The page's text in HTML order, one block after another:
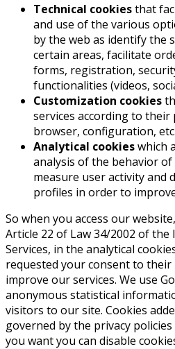
Technical cookiesthat
and use of the various
by the web as identify the
certain areas, facilitate
forms, registration,
functionalities (videos,
Customization cookies
services according to
browser, configuration,
Analytical cookieswhich
analysis of the behavior
measure user activity and
profiles in order to
So when you access our
Article 22 of Law 34/2002 of
Services, in the analytical
requested your consent to their
improve our services. We use
anonymous statistical
visitors to our site. Cookies
governed by the privacy
you want you can disable